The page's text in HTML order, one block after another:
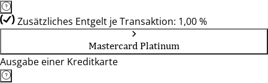
Zusätzliches Entgelt je Transaktion: 1,00 %
Mastercard Platinum
Ausgabe einer Kreditkarte